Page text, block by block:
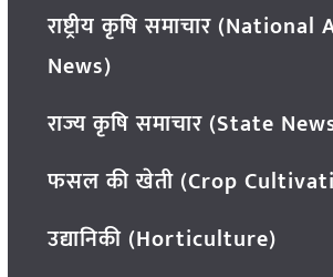
राष्ट्रीय कृषि समाचार
News)
राज्य कृषि समाचार (State
फसल की खेती (Crop
उद्यानिकी (Horticulture)